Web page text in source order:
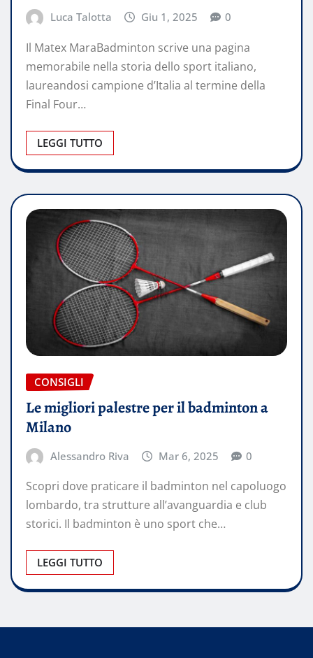
Luca Talotta Giu 1, 2025 0
Il Matex MaraBadminton scrive una pagina
memorabile nella storia dello sport italiano,
laureandosi campione d’Italia al termine della
Final Four…
LEGGI TUTTO
CONSIGLI
Le migliori palestre per il badminton a
Milano
Alessandro Riva Mar 6, 2025 0
Scopri dove praticare il badminton nel capoluogo
lombardo, tra strutture all’avanguardia e club
storici. Il badminton è uno sport che…
LEGGI TUTTO